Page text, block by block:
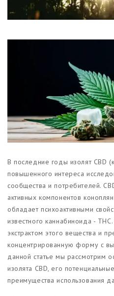
CBD
Красота и
CBD для
Какао и
Магазины
В последние годы изолят CBD
повышенного интереса
сообщества и потребителей.
активных компонентов
обладает психоактивными
известного каннабиноида -
экстрактом этого вещества и
концентрированную форму с
данной статье мы рассмотрим
изолята CBD, его
преимущества использования